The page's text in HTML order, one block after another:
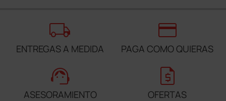
local_shipping
ENTREGAS A MEDIDA
credit_card
PAGA COMO QUIERAS
support_agent
ASESORAMIENTO
request_quote
OFERTAS